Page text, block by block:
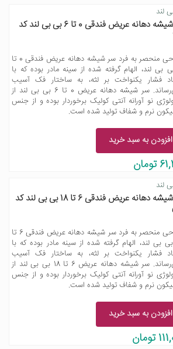
لند
سر شیشه دهانه عریض فندقی 0 تا 6 بی بی لند کد
طراحی منحصر به فرد سر شیشه دهانه عریض فندقی 0 تا
بی بی لند، الهام گرفته شده از سینه مادر بوده که با
فشار یکنواخت بر لثه، به ساختار فک آسیب
نمی‌رساند. سر شیشه دهانه عریض 0 تا 6 بی بی لند از
نو آورانه آنتی کولیک برخوردار بوده و از جنس
نرم و شفاف تولید شده است.
افزودن به سبد خرید
لند
سر شیشه دهانه عریض فندقی 6 تا 18 بی بی لند کد
طراحی منحصر به فرد سر شیشه دهانه عریض فندقی 6 تا
18 بی بی لند، الهام گرفته شده از سینه مادر بوده که با
فشار یکنواخت بر لثه، به ساختار فک آسیب
نمی‌رساند. سر شیشه دهانه عریض 6 تا 18 بی بی لند از
نو آورانه آنتی کولیک برخوردار بوده و از جنس
نرم و شفاف تولید شده است.
افزودن به سبد خرید
تومان